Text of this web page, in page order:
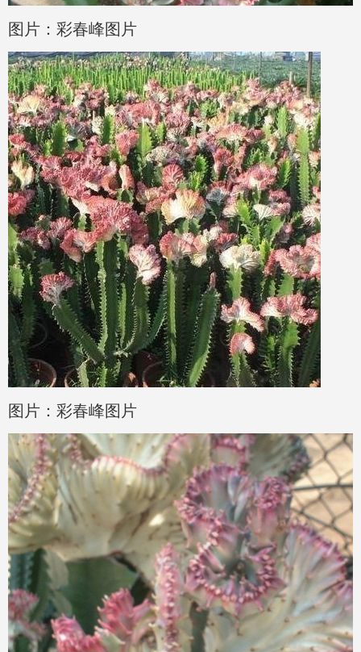
图片：彩春峰图片
图片：彩春峰图片